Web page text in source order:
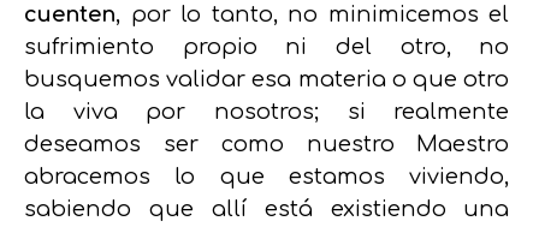
cuenten, por lo tanto, no minimicemos el
sufrimiento propio ni del otro, no
busquemos validar esa materia o que otro
la viva por nosotros; si realmente
deseamos ser como nuestro Maestro
abracemos lo que estamos viviendo,
sabiendo que allí está existiendo una